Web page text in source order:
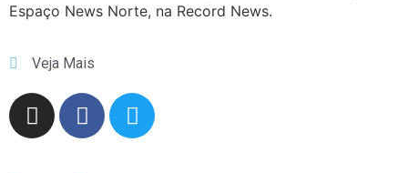
Espaço News Norte, na Record News.
Veja Mais